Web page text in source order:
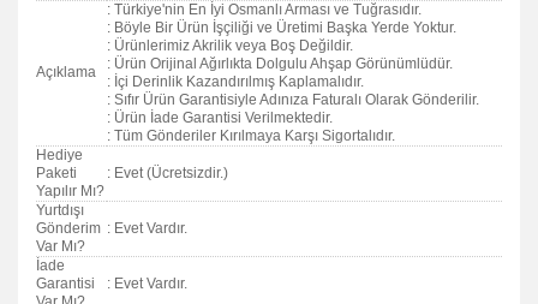
Açıklama
: Türkiye'nin En İyi Osmanlı Arması ve Tuğrasıdır.
: Böyle Bir Ürün İşçiliği ve Üretimi Başka Yerde Yoktur.
: Ürünlerimiz Akrilik veya Boş Değildir.
: Ürün Orijinal Ağırlıkta Dolgulu Ahşap Görünümlüdür.
: İçi Derinlik Kazandırılmış Kaplamalıdır.
: Sıfır Ürün Garantisiyle Adınıza Faturalı Olarak Gönderilir.
: Ürün İade Garantisi Verilmektedir.
: Tüm Gönderiler Kırılmaya Karşı Sigortalıdır.
Hediye
Paketi
Yapılır Mı?
: Evet (Ücretsizdir.)
Yurtdışı
Gönderim
Var Mı?
: Evet Vardır.
İade
Garantisi
: Evet Vardır.